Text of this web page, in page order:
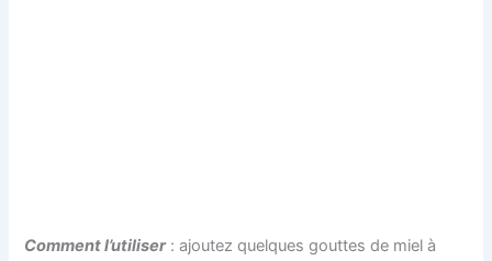
Comment l’utiliser: ajoutez quelques gouttes de miel à